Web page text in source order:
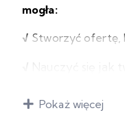
mogła:
√ Stworzyć ofertę,
efekcie sprzedają.
Pokaż więcej